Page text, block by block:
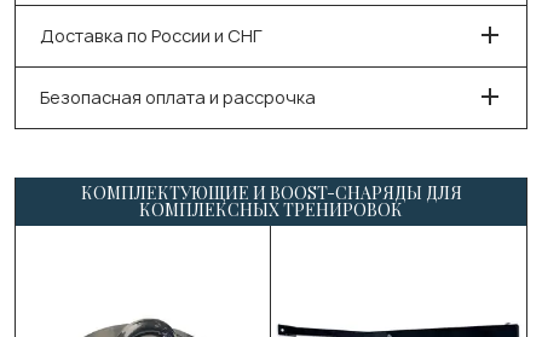
Доставка по России и СНГ
Безопасная оплата и рассрочка
КОМПЛЕКТУЮЩИЕ И BOOST-СНАРЯДЫ ДЛЯ
КОМПЛЕКСНЫХ ТРЕНИРОВОК